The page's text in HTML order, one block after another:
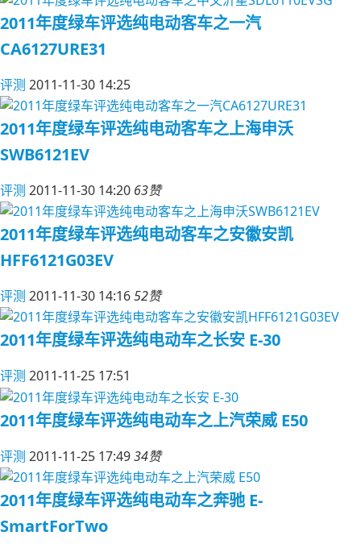
2011年度绿车评选纯电动客车之一汽
CA6127URE31
评测 2011-11-30 14:25
2011年度绿车评选纯电动客车之上海申沃
SWB6121EV
评测 2011-11-30 14:20 63赞
2011年度绿车评选纯电动客车之安徽安凯
HFF6121G03EV
评测 2011-11-30 14:1652赞
2011年度绿车评选纯电动车之长安 E-30
评测 2011-11-25 17:51
2011年度绿车评选纯电动车之上汽荣威 E50
评测 2011-11-25 17:4934赞
2011年度绿车评选纯电动车之奔驰 E-
SmartForTwo